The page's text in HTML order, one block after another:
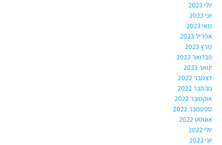
יולי 2023
יוני 2023
מאי 2023
אפריל 2023
מרץ 2023
פברואר 2023
ינואר 2023
דצמבר 2022
נובמבר 2022
אוקטובר 2022
ספטמבר 2022
אוגוסט 2022
יולי 2022
יוני 2022